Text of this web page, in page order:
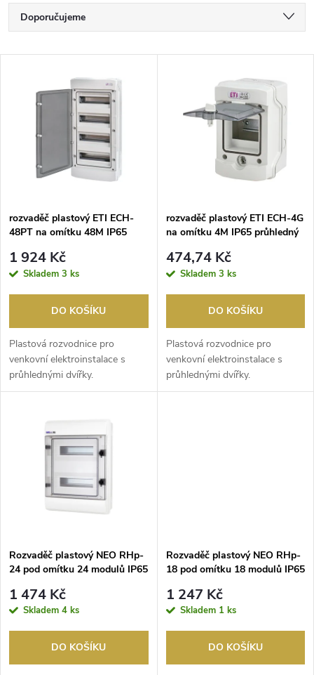
Ř
a
p
r
o
d
u
Doporučujeme
Nejprodávanější
s
p
r
d
u
rozvaděč plastový ETI ECH-
48PT na omítku 48M IP65
1 924 Kč
Skladem 3 ks
DO KOŠÍKU
Plastová rozvodnice pro
venkovní elektroinstalace s
průhlednými dvířky.
rozvaděč plastový ETI ECH-4G
na omítku 4M IP65 průhledný
474,74 Kč
Skladem 3 ks
DO KOŠÍKU
Plastová rozvodnice pro
venkovní elektroinstalace s
průhlednými dvířky.
Rozvaděč plastový NEO RHp-
24 pod omítku 24 modulů IP65
1 474 Kč
Skladem 4 ks
DO KOŠÍKU
Rozvaděč plastový NEO RHp-
18 pod omítku 18 modulů IP65
1 247 Kč
Skladem 1 ks
DO KOŠÍKU